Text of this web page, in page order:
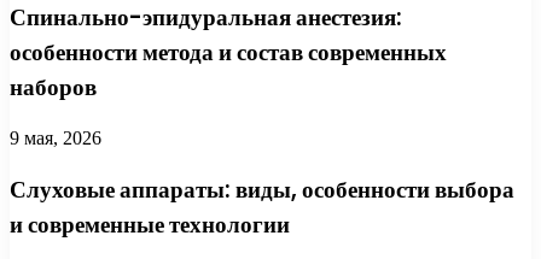
Спинально-эпидуральная анестезия:
особенности метода и состав современных
наборов
9 мая, 2026
Слуховые аппараты: виды, особенности выбора
и современные технологии